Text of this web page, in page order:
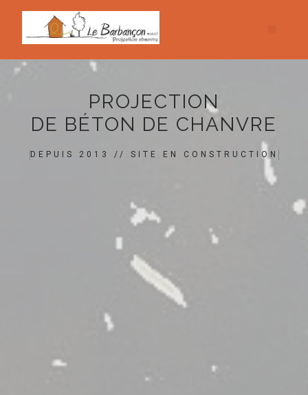
PROJECTION
DE BÉTON DE CHANVRE
DEPUIS 2013 // SITE EN CONSTRUCTION